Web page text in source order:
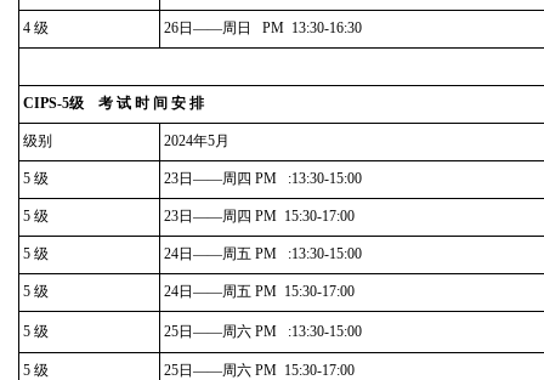
4 级 26日——周日 PM 13:30-16:30
CIPS-5级 考 试 时 间 安 排
级别 2024年5月
5 级 23日——周四 PM :13:30-15:00
5 级 23日——周四 PM 15:30-17:00
5 级 24日——周五 PM :13:30-15:00
5 级 24日——周五 PM 15:30-17:00
5 级 25日——周六 PM :13:30-15:00
5 级 25日——周六 PM 15:30-17:00